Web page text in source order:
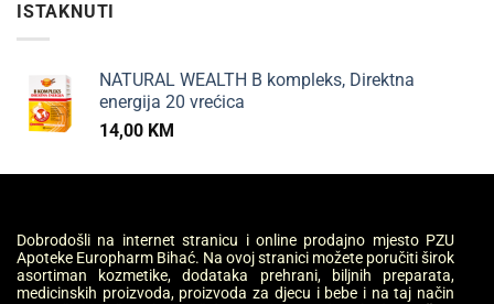
ISTAKNUTI
NATURAL WEALTH B kompleks, Direktna
energija 20 vrećica
14,00 KM
Dobrodošli na internet stranicu i online prodajno mjesto PZU
Apoteke Europharm Bihać. Na ovoj stranici možete poručiti širok
asortiman kozmetike, dodataka prehrani, biljnih preparata,
medicinskih proizvoda, proizvoda za djecu i bebe i na taj način